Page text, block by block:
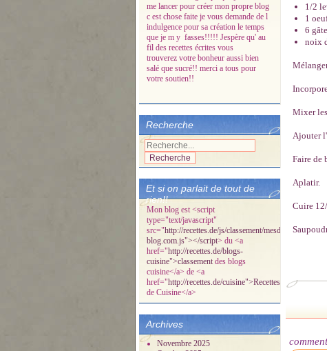
me lancer pour créer mon propre blog
c est chose faite je vous demande de l
indulgence pour sa création le temps
que je m y fasses!!!!! Jespère qu' au
fil des recettes écrites vous
trouverez votre bonheur aussi bien
salé que sucré!! merci a tous pour
votre soutien!!
Recherche
Et si on parlait de tout de
rien!!
Mon blog est <script
type="text/javascript"
src="http://recettes.de/js/classement/
blog.com.js"></script> du <a
href="http://recettes.de/blogs-
cuisine">classement des blogs
cuisine</a> de <a
href="http://recettes.de/cuisine">Recettes
de Cuisine</a>
Archives
Novembre 2025
1/2
1
6
noix
Mixer
Ajouter
Faire de
Aplatir.
Cuire